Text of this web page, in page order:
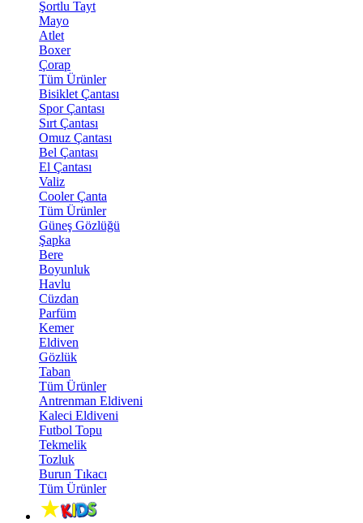
Şortlu Tayt
Mayo
Atlet
Boxer
Çorap
Tüm Ürünler
Bisiklet Çantası
Spor Çantası
Sırt Çantası
Omuz Çantası
Bel Çantası
El Çantası
Valiz
Cooler Çanta
Tüm Ürünler
Güneş Gözlüğü
Şapka
Bere
Boyunluk
Havlu
Cüzdan
Parfüm
Kemer
Eldiven
Gözlük
Taban
Tüm Ürünler
Antrenman Eldiveni
Kaleci Eldiveni
Futbol Topu
Tekmelik
Tozluk
Burun Tıkacı
Tüm Ürünler